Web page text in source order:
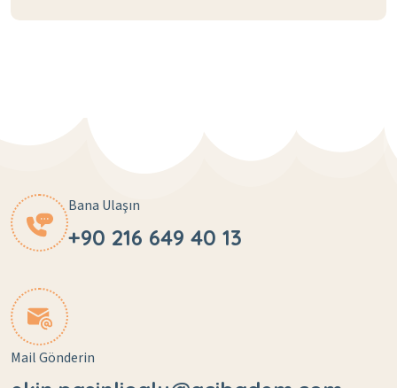
Bana Ulaşın
+90 216 649 40 13
Mail Gönderin